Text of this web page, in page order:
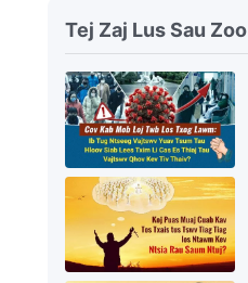
Tej Zaj Lus Sau Zoo